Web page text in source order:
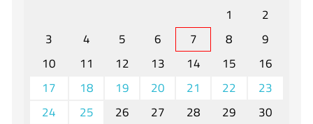
Veranstaltungen und Termine
Unser Unterricht - Fachcurricula
Unsere Konzepte
Downloads
1
2
3
4 5 6 7 8
9
10
11 12 13 14 15
16
17
18 19 20 21 22
23
24
25 26 27 28 29
30